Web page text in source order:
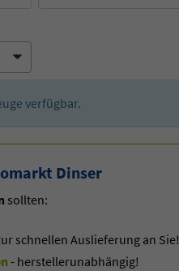
verfügbar.
Dinser
sollten:
schnellen Auslieferung an Sie!
- herstellerunabhängig!